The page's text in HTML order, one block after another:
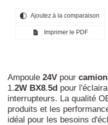
Ajoutez à la comparaison
Imprimer le PDF
Ampoule 24V pour camion
1.2W BX8.5d pour
interrupteurs. La qualité
produits et les
idéal pour les besoins